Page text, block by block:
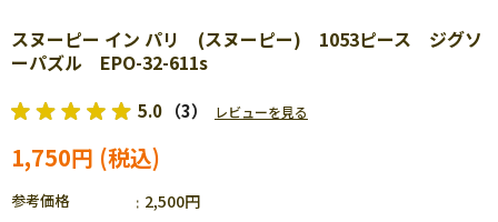
スヌーピー イン パリ (スヌーピー) 1053ピース ジグソ
ーパズル EPO-32-611s
5.0 （3） レビューを見る
1,750円
参考価格 2,500円